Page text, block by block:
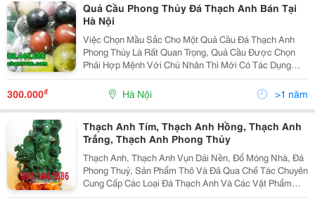
Quả Cầu Phong Thủy Đá Thạch Anh Bán Tại
Hà Nội
Việc Chọn Mầu Sắc Cho Một Quả Cầu Đá Thạch Anh
Phong Thủy Là Rất Quan Trọng, Quả Cầu Được Chọn
Phải Hợp Mệnh Với Chủ Nhân Thì Mới Có Tác Dụng
Phù Trợ Cho Chủ Nhân Nếu Không Có Thể Gây Phản
Tác Dụng. Những Nguyên Tắc Khi Chọn Bi Cầu Đá
Thạch Anh Phong
300.000₫ Hà Nội >1 năm
Thạch Anh Tím, Thạch Anh Hồng, Thạch Anh
Trắng, Thạch Anh Phong Thủy
Thạch Anh, Thạch Anh Vụn Dải Nền, Đổ Móng Nhà, Đá
Phong Thuỷ, Sản Phẩm Thô Và Đã Qua Chế Tác Chuyên
Cung Cấp Các Loại Đá Thạch Anh Và Các Vật Phẩm
Phong Thủy Đặc Biệt Giá Tốt Nhất Luôn Sẵn Sàng Phục